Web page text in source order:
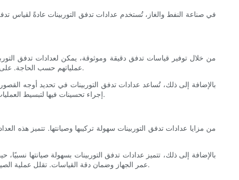
في صناعة النفط والغاز، تُستخدم عدادات تدفق التوربينات عادةً لقياس
من خلال توفير قياسات تدفق دقيقة وموثوقة، يمكن لعدادات تدفق
عملياتهم حسب الحاجة. على سبيل المثال، إذا رصد عداد تدفق التوربين انخفاضًا مفاجئًا في معدل التدفق، فقد يُشير ذلك إلى وجود انسداد في خط الأنابيب يتطلب معالجة فورية.
بالإضافة إلى ذلك، تُساعد عدادات تدفق التوربينات في تحديد أوجه
إجراء تحسينات فيها لتبسيط العمليات وخفض التكاليف. على سبيل المثال، من خلال تحديد وإصلاح التسريبات أو تحسين أداء المعدات، يُمكن للشركات زيادة كفاءتها وإنتاجيتها بشكل عام.
من مزايا عدادات تدفق التوربينات سهولة تركيبها وصيانتها. تتميز هذه
بالإضافة إلى ذلك، تتميز عدادات تدفق التوربينات بسهولة صيانتها
عمر الجهاز وضمان دقة القياسات. تقلل عملية الصيانة المريحة هذه من وقت التوقف عن العمل والتكاليف المرتبطة بصيانة العداد، مما يجعل عدادات تدفق التوربينات حلاً اقتصاديًا للعديد من التطبيقات.